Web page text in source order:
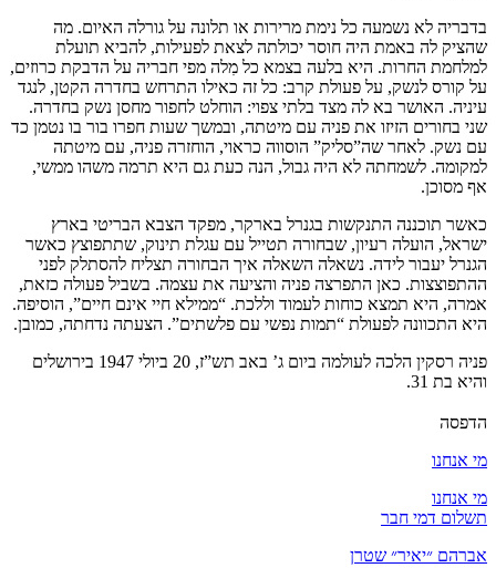
בדבריה לא נשמעה כל נימת מרירות או תלונה על גורלה האיום. מה
שהציק לה באמת היה חוסר יכולתה לצאת לפעילות, להביא תועלת
למלחמת החרות. היא בלעה בצמא כל מִלה מפי חבריה על הדבקת כרוזים,
על קורס לנשק, על פעולת קרב: כל זה כאילו התרחש בחדרה הקטן, לנגד
עיניה. האושר בא לה מצד בלתי צפוי: הוחלט לחפור מחסן נשק בחדרה.
שני בחורים הזיזו את פניה עם מיטתה, ובמשך שעות חפרו בור בו נטמן כד
עם נשק. לאחר שה”סליק” הוסווה כראוי, הוחזרה פניה, עם מיטתה
למקומה. לשמחתה לא היה גבול, הנה כעת גם היא תרמה משהו ממשי,
אף מסוכן.
כאשר תוכננה התנקשות בגנרל בארקר, מפקד הצבא הבריטי בארץ
ישראל, הועלה רעיון, שבחורה תטייל עם עגלת תינוק, שתתפוצץ כאשר
הגנרל יעבור לידה. נשאלה השאלה איך הבחורה תצליח להסתלק לפני
ההתפוצצות. כאן התפרצה פניה והציעה את עצמה. בשביל פעולה כזאת,
אמרה, היא תמצא כוחות לעמוד וללכת. “ממילא חיי אינם חיים”, הוסיפה.
היא התכוונה לפעולת “תמות נפשי עם פלשתים”. הצעתה נדחתה, כמובן.
פניה רסקין הלכה לעולמה ביום ג’ באב תש”ז, 20 ביולי 1947 בירושלים
והיא בת 31.
הדפסה
מי אנחנו
מי אנחנו
תשלום דמי חבר
אברהם ״יאיר״ שטרן